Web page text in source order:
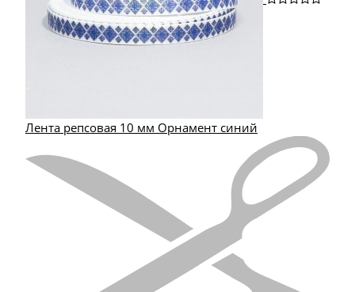
Лента репсовая 10 мм Орнамент синий